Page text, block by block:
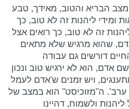
הבריא והטוב, מאידך, טבע
ומידי ליהנות זה לא טוב, כך
זה לא טוב, כך רואים אצל
שהוא מרגיש שלא מתאים
דורשים גם עבודה
אדם, הוא לא ירגיש טוב ונכון
ויש זמנים ש'אדם לעמל
ערב'. ה"מזוכיסט" הוא במצב של
ולשמוח, דהיינו